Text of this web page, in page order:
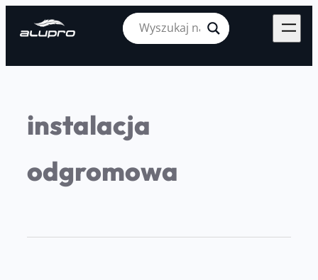
instalacja
odgromowa